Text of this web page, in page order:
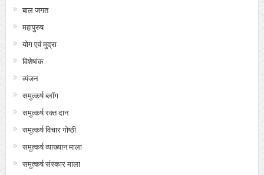
बाल जगत
महापुरुष
योग एवं मुद्रा
विशेषांक
व्यंजन
समुत्कर्ष ब्लॉग
समुत्कर्ष रक्त दान
समुत्कर्ष विचार गोष्ठी
समुत्कर्ष व्याख्यान माला
समुत्कर्ष संस्कार माला